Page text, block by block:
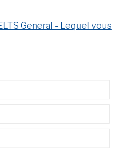
General - Lequel vous